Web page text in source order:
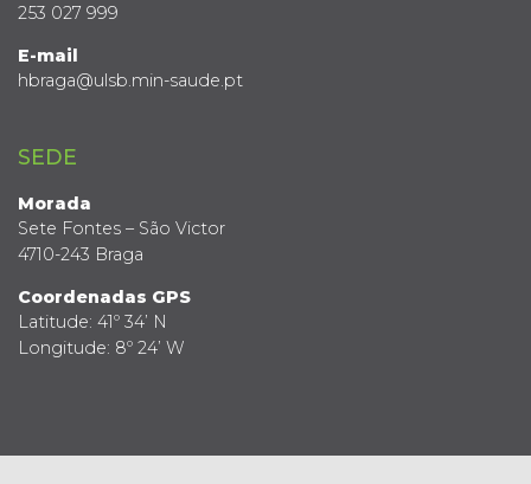
253 027 999
E-mail
hbraga@ulsb.min-saude.pt
SEDE
Morada
Sete Fontes – São Victor
4710-243 Braga
Coordenadas GPS
Latitude: 41º 34’ N
Longitude: 8º 24’ W